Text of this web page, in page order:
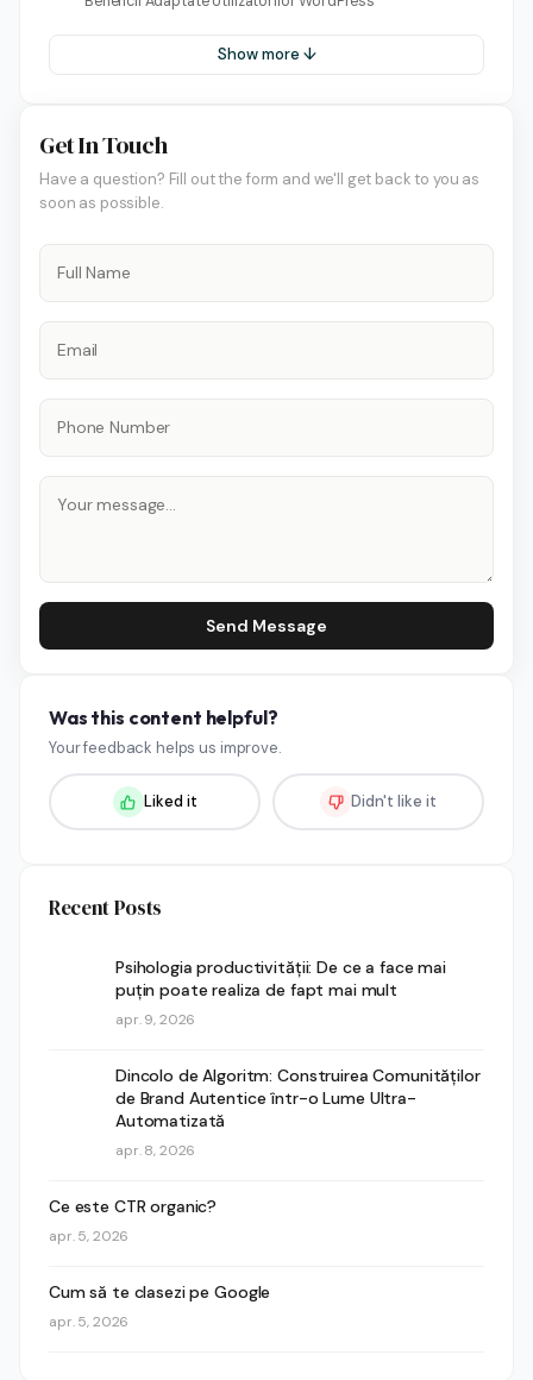
Show more ↓
Get In Touch
Have a question? Fill out the form and we'll get back to you as
soon as possible.
Send Message
Was this content helpful?
Your feedback helps us improve.
Liked it Didn't like it
Recent Posts
Psihologia productivității: De ce a face mai
puțin poate realiza de fapt mai mult
apr. 9, 2026
Dincolo de Algoritm: Construirea Comunităților
de Brand Autentice într-o Lume Ultra-
Automatizată
apr. 8, 2026
Ce este CTR organic?
apr. 5, 2026
Cum să te clasezi pe Google
apr. 5, 2026